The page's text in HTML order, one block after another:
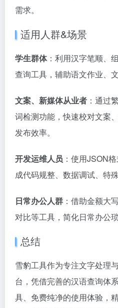
需求。
适用人群&场景
学生群体：利用汉字笔顺、
查询工具，辅助语文作业、
文案、新媒体从业者 ：通过
词检测功能，快速校对文案
发布效率。
开发运维人员 ：使用JSON
成代码规整、数据调试、特
日常办公人群 ：借助金额大
对比等工具，简化日常办公琐
总结
雪豹工具作为专注文字处理
台，凭借完善的汉语查询体
具、免费纯净的使用体验，